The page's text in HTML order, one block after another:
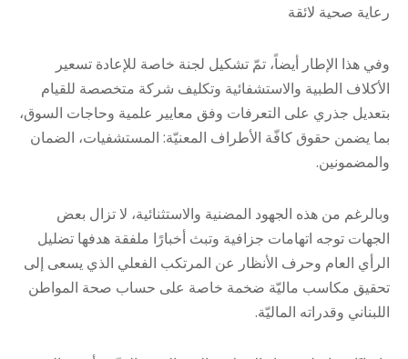
رعاية صحية لائقة
وفي هذا الإطار أيضاً، تمّ تشكيل لجنة خاصة للإعادة تسعير
الأكلاف الطبية والاستشفائية وتكليف شركة متخصصة للقيام
بتعديل جذري على التعرفات وفق معايير علمية وحاجات السوق،
بما يضمن حقوق كافّة الأطراف المعنيّة: المستشفيات، الضمان
والمضمونين.
وبالرغم من هذه الجهود المضنية والاستثنائية، لا تزال بعض
الجهات توجه اتهامات جزافية وتبث أخبارًا ملفقة هدفها تضليل
الرأي العام وحرف الأنظار عن المرتكب الفعلي الذي يسعى إلى
تحقيق مكاسب ماليّة ضخمة خاصة على حساب صحة المواطن
اللبناني وقدراته الماليّة.